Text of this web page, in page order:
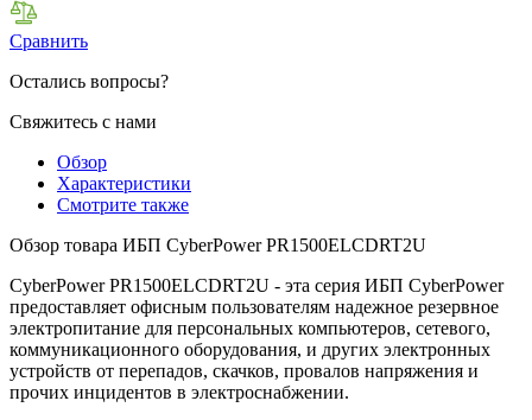
Сравнить
Остались вопросы?
Свяжитесь с нами
Обзор
Характеристики
Смотрите также
Обзор товара ИБП CyberPower PR1500ELCDRT2U
CyberPower PR1500ELCDRT2U - эта серия ИБП CyberPower
предоставляет офисным пользователям надежное резервное
электропитание для персональных компьютеров, сетевого,
коммуникационного оборудования, и других электронных
устройств от перепадов, скачков, провалов напряжения и
прочих инцидентов в электроснабжении.